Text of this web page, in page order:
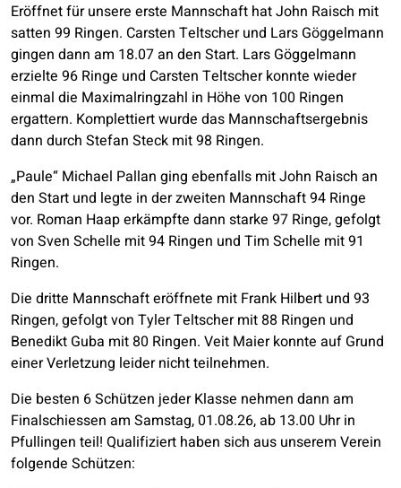
Eröffnet für unsere erste Mannschaft hat John Raisch mit
satten 99 Ringen. Carsten Teltscher und Lars Göggelmann
gingen dann am 18.07 an den Start. Lars Göggelmann
erzielte 96 Ringe und Carsten Teltscher konnte wieder
einmal die Maximalringzahl in Höhe von 100 Ringen
ergattern. Komplettiert wurde das Mannschaftsergebnis
dann durch Stefan Steck mit 98 Ringen.
„Paule“ Michael Pallan ging ebenfalls mit John Raisch an
den Start und legte in der zweiten Mannschaft 94 Ringe
vor. Roman Haap erkämpfte dann starke 97 Ringe, gefolgt
von Sven Schelle mit 94 Ringen und Tim Schelle mit 91
Ringen.
Die dritte Mannschaft eröffnete mit Frank Hilbert und 93
Ringen, gefolgt von Tyler Teltscher mit 88 Ringen und
Benedikt Guba mit 80 Ringen. Veit Maier konnte auf Grund
einer Verletzung leider nicht teilnehmen.
Die besten 6 Schützen jeder Klasse nehmen dann am
Finalschiessen am Samstag, 01.08.26, ab 13.00 Uhr in
Pfullingen teil! Qualifiziert haben sich aus unserem Verein
folgende Schützen: